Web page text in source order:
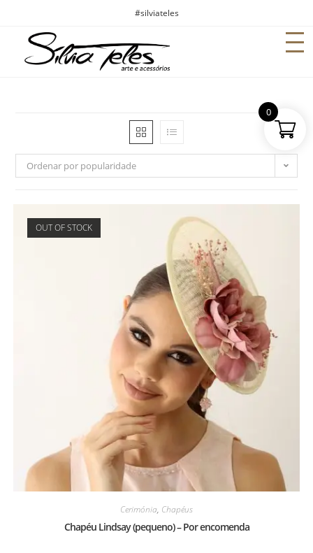
#silviateles
Ordenar por popularidade
OUT OF STOCK
Cerimónia, Chapéus
Chapéu Lindsay (pequeno) – Por encomenda
0